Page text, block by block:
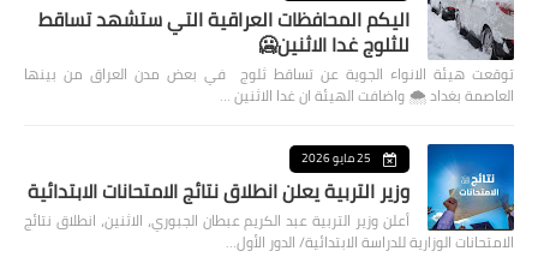
اليكم المحافظات العراقية التي ستشهد تساقط
للثلوج غدا الاثنين🥶
توقعت هيئة الانواء الجوية عن تساقط ثلوج في بعض مدن العراق من بينها
العاصمة بغداد ⁦🌨️⁩ واضافت الهيئة ان غدا الاثنين …
25 مايو 2026
وزير التربية يعلن انطلاق نتائج الامتحانات الابتدائية
أعلن وزير التربية عبد الكريم عبطان الجبوري، الاثنين، انطلاق نتائج
الامتحانات الوزارية للدراسة الابتدائية/ الدور الأول…